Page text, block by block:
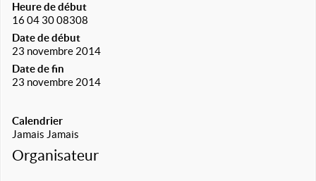
Heure de début
16 04 30 08308
Date de début
23 novembre 2014
Date de fin
23 novembre 2014
Calendrier
Jamais Jamais
Organisateur